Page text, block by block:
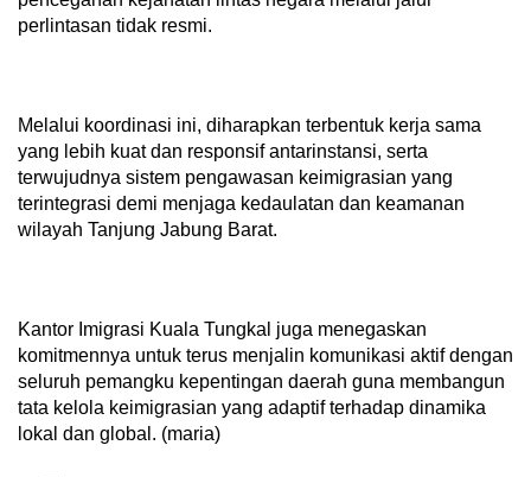
perlintasan tidak resmi.
Melalui koordinasi ini, diharapkan terbentuk kerja sama
yang lebih kuat dan responsif antarinstansi, serta
terwujudnya sistem pengawasan keimigrasian yang
terintegrasi demi menjaga kedaulatan dan keamanan
wilayah Tanjung Jabung Barat.
Kantor Imigrasi Kuala Tungkal juga menegaskan
komitmennya untuk terus menjalin komunikasi aktif dengan
seluruh pemangku kepentingan daerah guna membangun
tata kelola keimigrasian yang adaptif terhadap dinamika
lokal dan global. (maria)